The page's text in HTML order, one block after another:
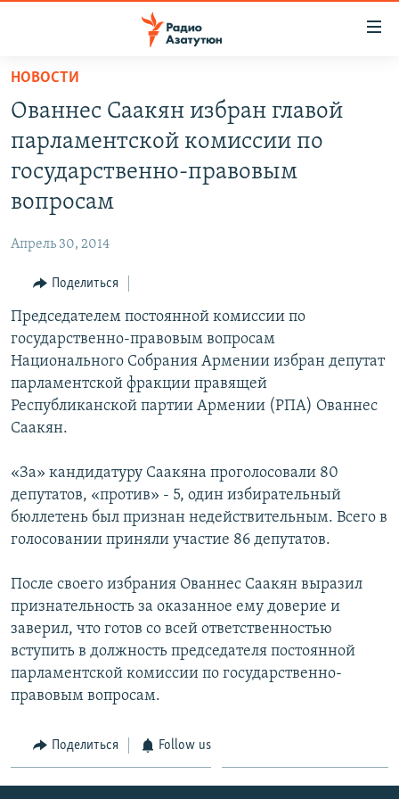
Перейти
основному
содержанию
Перейти
основной
Перейти
поиску
ПОЛИТИКА
РЕГИОН
НАГОРНЫЙ КАРАБАХ
КУЛЬТУРА
СПОРТ
АРХИВ
Հայերեն
English
Русский
Все сайты Радио Азатутюн
НОВОСТИ
Ованнес Саакян избран главой
парламентской комиссии по
государственно-правовым
вопросам
Апрель 30, 2014
Поделиться
Председателем постоянной комиссии по
государственно-правовым вопросам
Национального Собрания Армении избран депутат
парламентской фракции правящей
Республиканской партии Армении (РПА) Ованнес
Саакян.
«За» кандидатуру Саакяна проголосовали 80
депутатов, «против» - 5, один избирательный
бюллетень был признан недействительным. Всего в
голосовании приняли участие 86 депутатов.
После своего избрания Ованнес Саакян выразил
признательность за оказанное ему доверие и
заверил, что готов со всей ответственностью
вступить в должность председателя постоянной
парламентской комиссии по государственно-
правовым вопросам.
Поделиться Follow us